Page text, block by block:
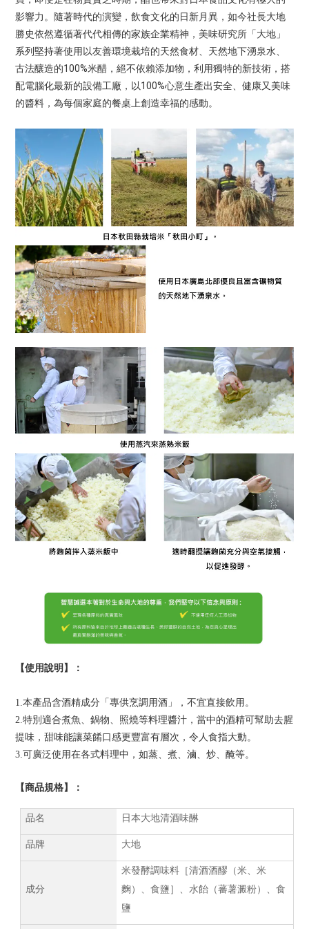
影響力。隨著時代的演變，飲食文化的日新月異，如今社長大地
勝史依然遵循著代代相傳的家族企業精神，美味研究所「大地」
系列堅持著使用以友善環境栽培的天然食材、天然地下湧泉水、
古法釀造的100%米醋，絕不依賴添加物，利用獨特的新技術，搭
配電腦化最新的設備工廠，以 100%心意生產出安全、健康又美味
的醬料，為每個家庭的餐桌上創造幸福的感動。
【使用說明】：
1. 本產品含酒精成分「專供烹調用酒」，不宜直接飲用。
2. 特別適合煮魚、鍋物、照燒等料理醬汁，當中的酒精可幫助去腥
提味，甜味能讓菜餚口感更豐富有層次，令人食指大動。
3. 可廣泛使用在各式料理中，如蒸、煮、滷、炒、醃等。
【商品規格】：
品名 日本大地清酒味醂
品牌 大地
成分
米發酵調味料［清酒酒醪（米、米
麴）、食鹽］、水飴（蕃薯澱粉）、食
鹽